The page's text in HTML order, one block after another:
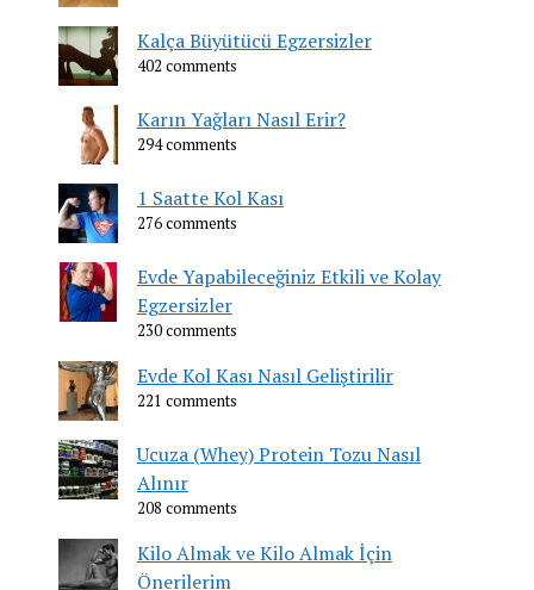
Kalça Büyütücü Egzersizler
402 comments
Karın Yağları Nasıl Erir?
294 comments
1 Saatte Kol Kası
276 comments
Evde Yapabileceğiniz Etkili ve Kolay
Egzersizler
230 comments
Evde Kol Kası Nasıl Geliştirilir
221 comments
Ucuza (Whey) Protein Tozu Nasıl
Alınır
208 comments
Kilo Almak ve Kilo Almak İçin
Önerilerim